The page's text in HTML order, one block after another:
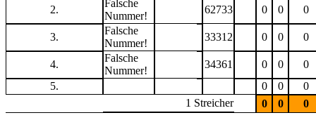
2.
Falsche
Nummer!
62733 0 0 0
3.
Falsche
Nummer!
33312 0 0 0
4.
Falsche
Nummer!
34361 0 0
0
5.
0 0
0
1 Streicher
0 0 0